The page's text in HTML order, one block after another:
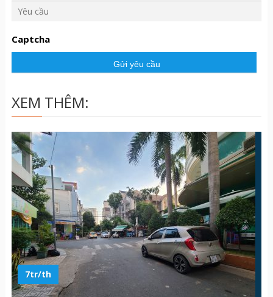
c
ầ
Captcha
XEM THÊM:
7tr/th